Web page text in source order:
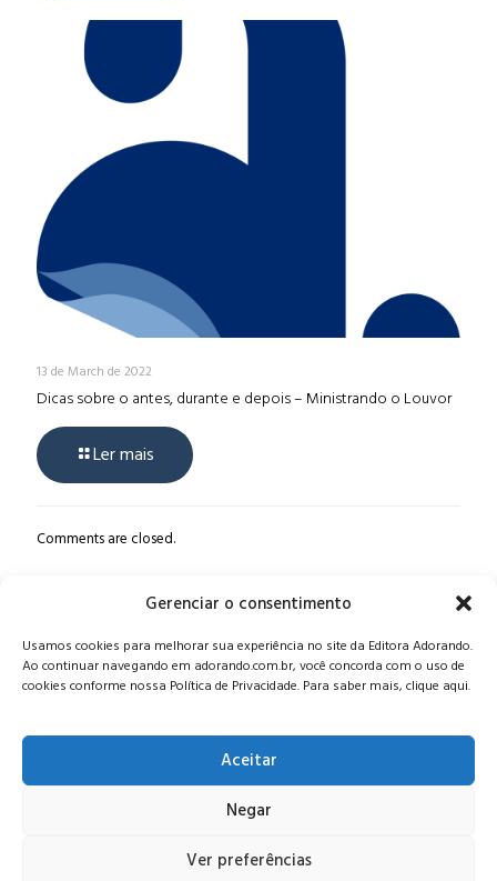
Gerenciar o consentimento
Usamos cookies para melhorar sua experiência no site da Editora Adorando.
Ao continuar navegando em adorando.com.br, você concorda com o uso de
cookies conforme nossa Política de Privacidade. Para saber mais, clique aqui.
Aceitar
Negar
Ver preferências
13 de March de 2022
Dicas sobre o antes, durante e depois – Ministrando o Louvor
Ler mais
Comments are closed.
Alameda Oscar Niemeyer, 1033 – 7º Andar - Portaria 04, Vila da
Serra - Nova Lima/MG, CEP: 34006-065 - MG
CONTATO:editora@adorando.com.br
Consulte nossapolítica de privacidade